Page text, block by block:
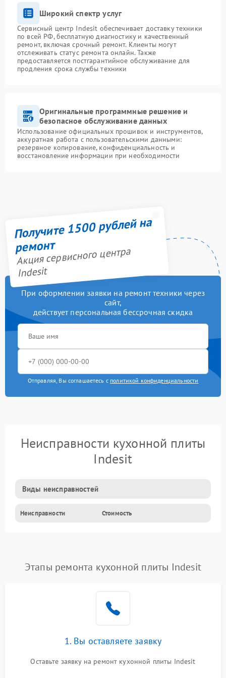
Широкий спектр услуг
Сервисный центр Indesit обеспечивает доставку техники
по всей РФ, бесплатную диагностику и качественный
ремонт, включая срочный ремонт. Клиенты могут
отслеживать статус ремонта онлайн. Также
предоставляется постгарантийное обслуживание для
продления срока службы техники
Оригинальные программные решение и
безопасное обслуживание данных
Использование официальных прошивок и инструментов,
аккуратная работа с пользовательскими данными:
резервное копирование, конфиденциальность и
восстановление информации при необходимости
Получите 1500 рублей на
ремонт
Акция сервисного центра
Indesit
При оформлении заявки на ремонт техники через
сайт,
действует персональная бессрочная скидка
Отправляя, Вы соглашаетесь с политикой конфиденциальности
Неисправности кухонной плиты
Indesit
Виды неисправностей
Неисправности Стоимость
Этапы ремонта кухонной плиты Indesit
1. Вы оставляете заявку
Оставьте заявку на ремонт кухонной плиты Indesit